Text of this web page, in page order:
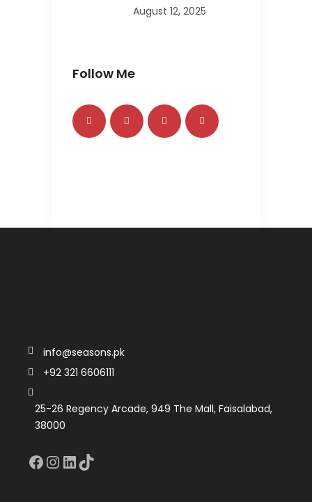
August 12, 2025
Follow Me
info@seasons.pk
+92 321 6606111
25-26 Regency Arcade, 949 The Mall, Faisalabad,
38000
Facebook
Instagram
LinkedIn
TikTok